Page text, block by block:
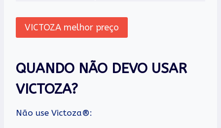
VICTOZA melhor preço
QUANDO NÃO DEVO USAR
VICTOZA?
Não use Victoza®: